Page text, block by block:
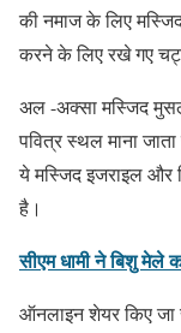
की नमाज के लिए
करने के लिए रखे गए
अल -अक्सा मस्जिद
पवित्र स्थल माना
ये मस्जिद इजराइल और
है।
सीएम धामी ने बिशु मेले
ऑनलाइन शेयर किए जा